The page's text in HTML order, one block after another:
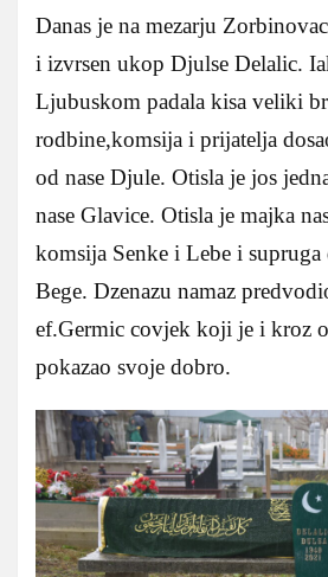
Danas je na mezarju
i izvrsen ukop Djulse Delalic.
Ljubuskom padala kisa veliki
rodbine,komsija i prijatelja
od nase Djule. Otisla je jos
nase Glavice. Otisla je majka
komsija Senke i Lebe i
Bege. Dzenazu namaz
ef.Germic covjek koji je i kroz
pokazao svoje dobro.